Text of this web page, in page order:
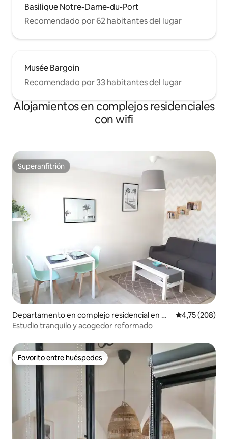
Basilique Notre-Dame-du-Port
Recomendado por 62 habitantes del lugar
Musée Bargoin
Recomendado por 33 habitantes del lugar
Alojamientos en complejos residenciales
con wifi
Superanfitrión
Superanfitrión
Departamento en complejo residencial en Ch
amalières
Calificación
4,75 (208)
Estudio tranquilo y acogedor reformado
Favorito entre huéspedes
Favorito entre huéspedes